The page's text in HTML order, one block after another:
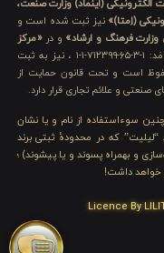
الکترونیکی (اینماد) وزارت صنعت،
(اِمتا)» نیز ثبت شده است و
فرهنگ و ارشاد» و در«مرکز
بشماره شامَد: ۱-۳-۶۵-۷۱۲۳۹۹-۱-۱ ، نیز به ثبت
است و تحت قانون حمایت از
صنعتی و علائم تجاری قرار دارد.
سوءاستفاده از نام و یا نشان
که در محدودهٔ ثبتی برند
و بهمراه پسوند و یا پیشوند) ؛
خواهد داشت!
Licence By